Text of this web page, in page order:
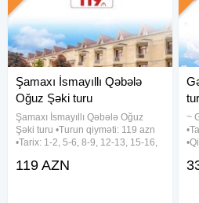
Şamaxı İsmayıllı Qəbələ
Oğuz Şəki turu
Şamaxı İsmayıllı Qəbələ Oğuz
Şəki turu •Turun qiyməti: 119 azn
•Tarix: 1-2, 5-6, 8-9, 12-13, 15-16,
✓Qiymətə daxildir: - Komfortlu
119 AZN
~